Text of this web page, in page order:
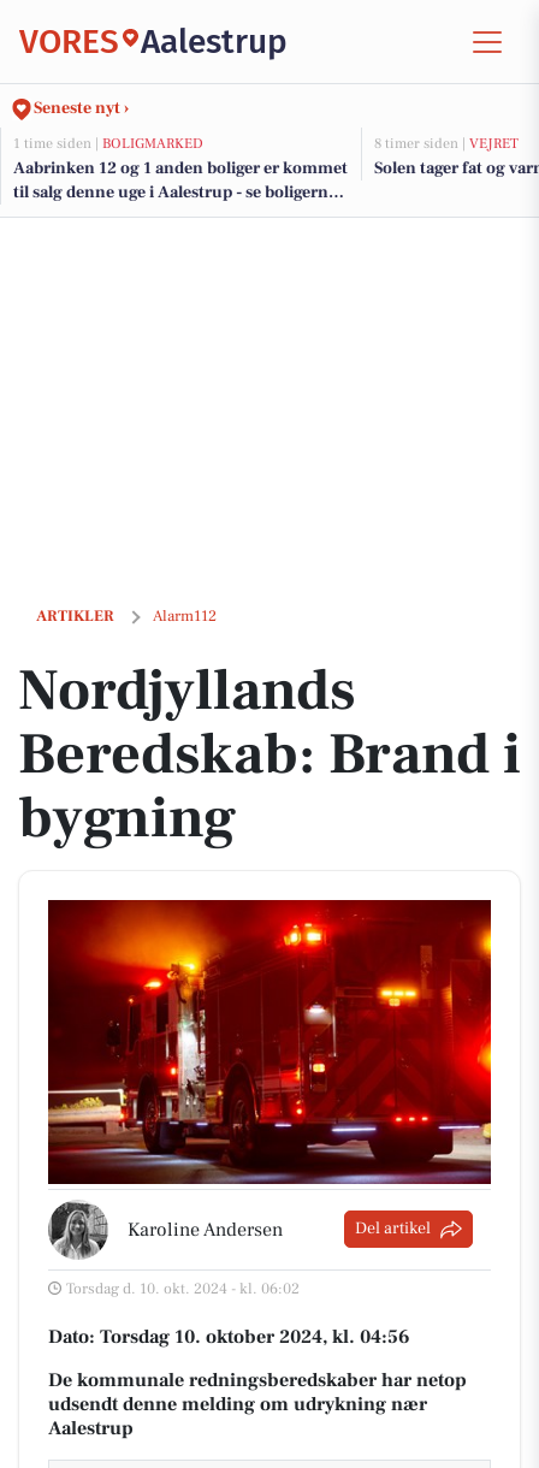
VORES Aalestrup
Seneste nyt ›
1 time siden | BOLIGMARKED
Aabrinken 12 og 1 anden boliger er kommet
til salg denne uge i Aalestrup - se boligerne
her.
8 timer siden | VEJRET
Solen tager fat og
ARTIKLER Alarm112
Nordjyllands Beredskab: Brand i bygning
Nordjyllands
Beredskab: Brand i
bygning
Karoline Andersen Del artikel
Torsdag d. 10. okt. 2024 - kl. 06:02
Dato: Torsdag 10. oktober 2024, kl. 04:56
De kommunale redningsberedskaber har netop
udsendt denne melding om udrykning nær
Aalestrup